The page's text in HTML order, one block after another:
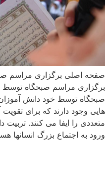
صفحه اصلی برگزاری مراسم
برگزاری مراسم صبحگاه توسط
صبحگاه توسط خود دانش
هایی وجود دارند که برای
متعددی را ایفا می کنند. تربیت
ورود به اجتماع بزرگ انسانها